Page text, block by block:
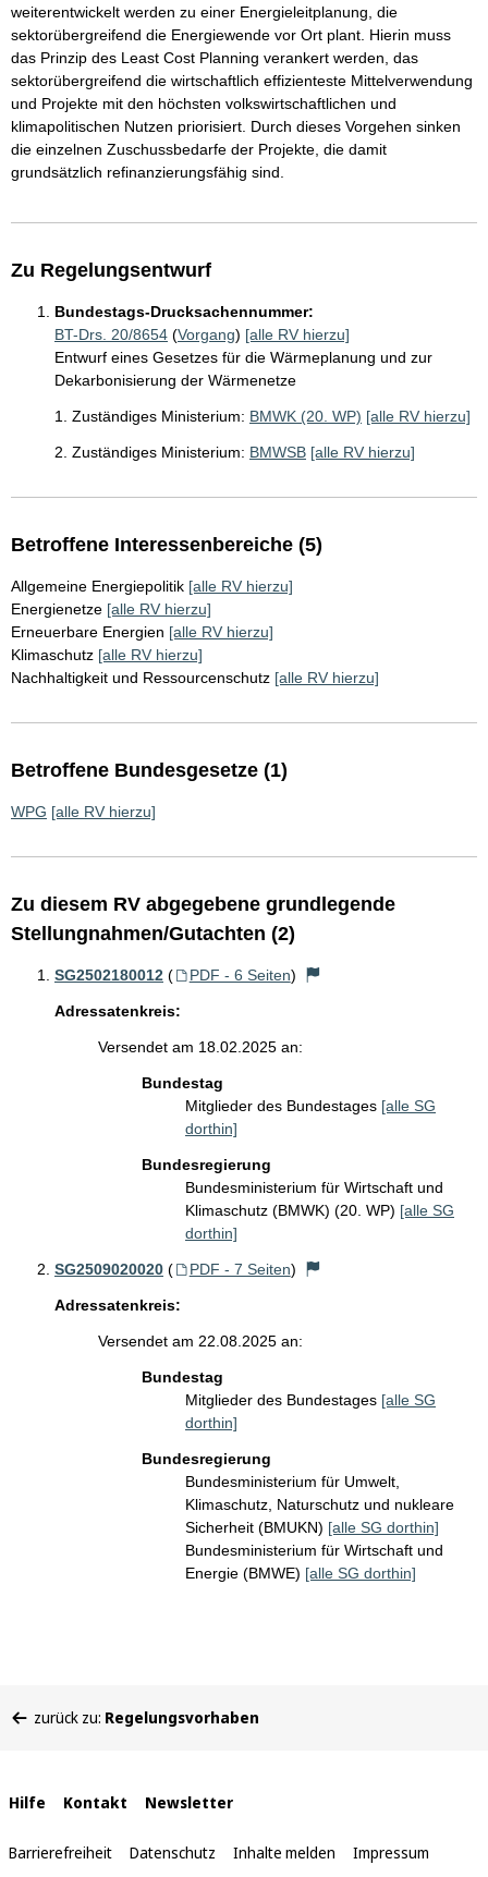
weiterentwickelt werden zu einer Energieleitplanung, die
sektorübergreifend die Energiewende vor Ort plant. Hierin muss
das Prinzip des Least Cost Planning verankert werden, das
sektorübergreifend die wirtschaftlich effizienteste Mittelverwendung
und Projekte mit den höchsten volkswirtschaftlichen und
klimapolitischen Nutzen priorisiert. Durch dieses Vorgehen sinken
die einzelnen Zuschussbedarfe der Projekte, die damit
grundsätzlich refinanzierungsfähig sind.
Zu Regelungsentwurf
Bundestags-Drucksachennummer:
BT-Drs. 20/8654 (Vorgang) [alle RV hierzu]
Entwurf eines Gesetzes für die Wärmeplanung und zur
Dekarbonisierung der Wärmenetze
1. Zuständiges Ministerium: BMWK (20. WP) [alle RV hierzu]
2. Zuständiges Ministerium: BMWSB [alle RV hierzu]
Betroffene Interessenbereiche (5)
Allgemeine Energiepolitik [alle RV hierzu]
Energienetze [alle RV hierzu]
Erneuerbare Energien [alle RV hierzu]
Klimaschutz [alle RV hierzu]
Nachhaltigkeit und Ressourcenschutz [alle RV hierzu]
Betroffene Bundesgesetze (1)
WPG [alle RV hierzu]
Zu diesem RV abgegebene grundlegende
Stellungnahmen/Gutachten (2)
SG2502180012 ( PDF - 6 Seiten)
Adressatenkreis:
Versendet am 18.02.2025 an:
Bundestag
Mitglieder des Bundestages [alle SG
dorthin]
Bundesregierung
Bundesministerium für Wirtschaft und
Klimaschutz (BMWK) (20. WP) [alle SG
dorthin]
SG2509020020 ( PDF - 7 Seiten)
Adressatenkreis:
Versendet am 22.08.2025 an:
Bundestag
Mitglieder des Bundestages [alle SG
dorthin]
Bundesregierung
Bundesministerium für Umwelt,
Klimaschutz, Naturschutz und nukleare
Sicherheit (BMUKN) [alle SG dorthin]
Bundesministerium für Wirtschaft und
Energie (BMWE) [alle SG dorthin]
befinden
zurück zu: Regelungsvorhaben
Interne
Links
Hilfe Kontakt Newsletter
Barrierefreiheit Datenschutz Inhalte melden Impressum